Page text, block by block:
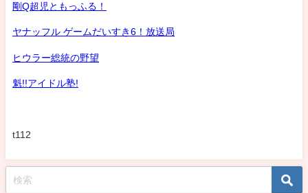
剛Q超児ともっふる！
ヤナッフル ゲームだいすき6！放送局
ヒウラー総統の野望
魁!!アイドル塾!
t112